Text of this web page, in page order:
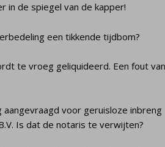
in de spiegel van de kapper!
een tikkende tijdbom?
te vroeg geliquideerd. Een fout van
aangevraagd voor geruisloze inbreng
Is dat de notaris te verwijten?